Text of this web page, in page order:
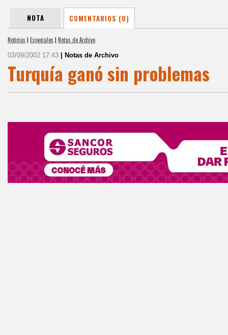
NOTA COMENTARIOS (0)
Noticias | Especiales | Notas de Archivo
03/09/2002 17:43 | Notas de Archivo
Turquía ganó sin problemas